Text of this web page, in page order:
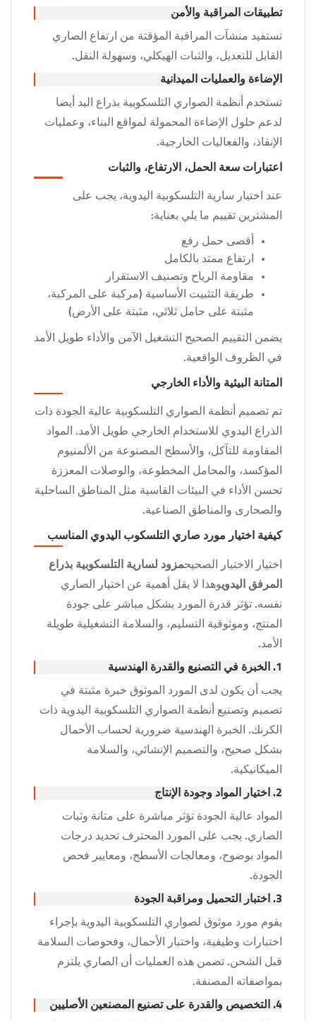
تطبيقات المراقبة والأمن
تستفيد منشآت المراقبة المؤقتة من ارتفاع الصاري
القابل للتعديل، والثبات الهيكلي، وسهولة النقل.
الإضاءة والعمليات الميدانية
تستخدم أنظمة الصواري التلسكوبية بذراع اليد أيضا
لدعم حلول الإضاءة المحمولة لمواقع البناء، وعمليات
الإنقاذ، والفعاليات الخارجية.
اعتبارات سعة الحمل، الارتفاع، والثبات
عند اختيار سارية التلسكوبية اليدوية، يجب على
المشترين تقييم ما يلي بعناية:
أقصى حمل رفع
ارتفاع ممتد بالكامل
مقاومة الرياح وتصنيف الاستقرار
طريقة التثبيت الأساسية (مركبة على المركبة،
مثبتة على حامل ثلاثي، مثبتة على الأرض)
يضمن التقييم الصحيح التشغيل الآمن والأداء طويل الأمد
في الظروف الواقعية.
المتانة البيئية والأداء الخارجي
تم تصميم أنظمة الصواري التلسكوبية عالية الجودة ذات
الذراع اليدوي للاستخدام الخارجي طويل الأمد. المواد
المقاومة للتآكل، والأسطح المصنوعة من الألمنيوم
المؤكسد، والمحامل المخطوعة، والوصلات المعززة
تحسن الأداء في البيئات القاسية مثل المناطق الساحلية
والصحارى والمناطق الصناعية.
كيفية اختيار مورد صاري التلسكوب اليدوي المناسب
اختيار الاختيار الصحيحمزود لسارية التلسكوبية بذراع
المرفق اليدويوهذا لا يقل أهمية عن اختيار الصاري
نفسه. تؤثر قدرة المورد بشكل مباشر على جودة
المنتج، وموثوقية التسليم، والسلامة التشغيلية طويلة
الأمد.
1. الخبرة في التصنيع والقدرة الهندسية
يجب أن يكون لدى المورد الموثوق خبرة مثبتة في
تصميم وتصنيع أنظمة الصواري التلسكوبية اليدوية ذات
الكرنك. الخبرة الهندسية ضرورية لحساب الأحمال
بشكل صحيح، والتصميم الإنشائي، والسلامة
الميكانيكية.
2. اختيار المواد وجودة الإنتاج
المواد عالية الجودة تؤثر مباشرة على متانة وثبات
الصاري. يجب على المورد المحترف تحديد درجات
المواد بوضوح، ومعالجات الأسطح، ومعايير فحص
الجودة.
3. اختبار التحميل ومراقبة الجودة
يقوم مورد موثوق لصواري التلسكوبية اليدوية بإجراء
اختبارات وظيفية، واختبار الأحمال، وفحوصات السلامة
قبل الشحن. تضمن هذه العمليات أن الصاري يلتزم
بمواصفاته المصنفة.
4. التخصيص والقدرة على تصنيع المصنعين الأصليين